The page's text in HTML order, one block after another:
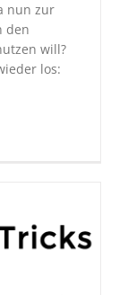
nun zur
den
will?
los: